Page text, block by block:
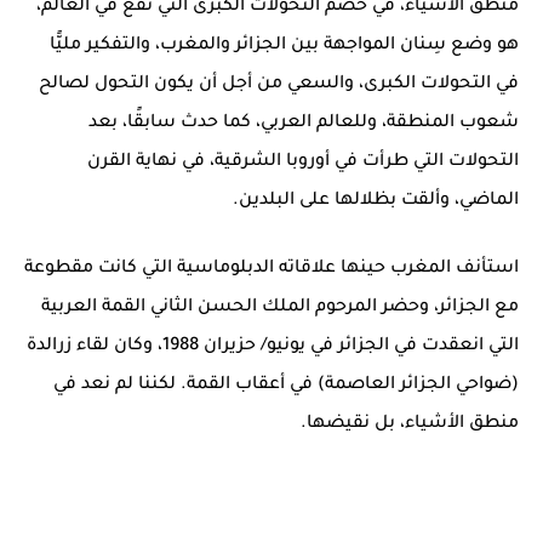
منطق الأشياء، في خضم التحولات الكبرى التي تقع في العالم،
هو وضع سِنان المواجهة بين الجزائر والمغرب، والتفكير مليًّا
في التحولات الكبرى، والسعي من أجل أن يكون التحول لصالح
شعوب المنطقة، وللعالم العربي، كما حدث سابقًا، بعد
التحولات التي طرأت في أوروبا الشرقية، في نهاية القرن
الماضي، وألقت بظلالها على البلدين.
استأنف المغرب حينها علاقاته الدبلوماسية التي كانت مقطوعة
مع الجزائر، وحضر المرحوم الملك الحسن الثاني القمة العربية
التي انعقدت في الجزائر في يونيو/ حزيران 1988، وكان لقاء زرالدة
(ضواحي الجزائر العاصمة) في أعقاب القمة. لكننا لم نعد في
منطق الأشياء، بل نقيضها.